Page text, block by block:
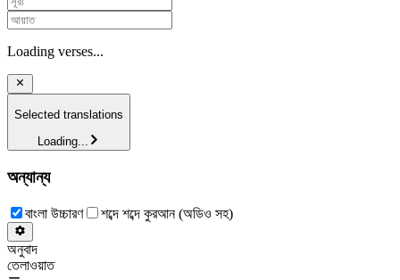
Loading verses...
Selected translations
Loading...
অন্যান্য
বাংলা উচ্চারণ শব্দে শব্দে কুরআন (অডিও সহ)
অনুবাদ
তেলাওয়াত